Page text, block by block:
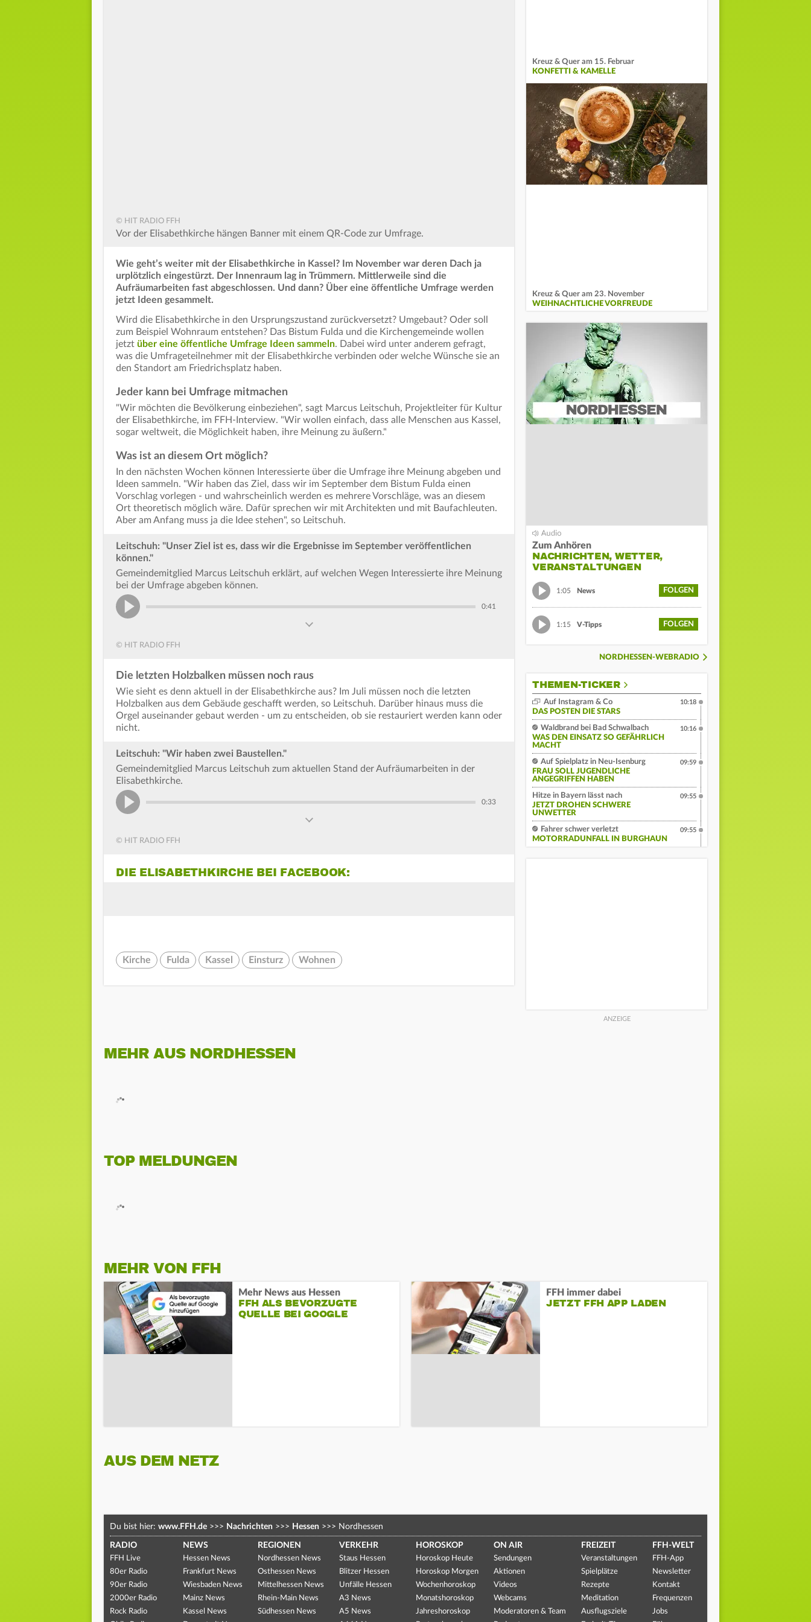
© HIT RADIO FFH
Vor der Elisabethkirche hängen Banner mit einem QR-Code zur Umfrage.
Wie geht’s weiter mit der Elisabethkirche in Kassel? Im November war deren Dach ja
urplötzlich eingestürzt. Der Innenraum lag in Trümmern. Mittlerweile sind die
Aufräumarbeiten fast abgeschlossen. Und dann? Über eine öffentliche Umfrage werden
jetzt Ideen gesammelt.
Wird die Elisabethkirche in den Ursprungszustand zurückversetzt? Umgebaut? Oder soll
zum Beispiel Wohnraum entstehen? Das Bistum Fulda und die Kirchengemeinde wollen
jetzt über eine öffentliche Umfrage Ideen sammeln. Dabei wird unter anderem gefragt,
was die Umfrageteilnehmer mit der Elisabethkirche verbinden oder welche Wünsche sie an
den Standort am Friedrichsplatz haben.
Jeder kann bei Umfrage mitmachen
"Wir möchten die Bevölkerung einbeziehen", sagt Marcus Leitschuh, Projektleiter für Kultur
der Elisabethkirche, im FFH-Interview. "Wir wollen einfach, dass alle Menschen aus Kassel,
sogar weltweit, die Möglichkeit haben, ihre Meinung zu äußern."
Was ist an diesem Ort möglich?
In den nächsten Wochen können Interessierte über die Umfrage ihre Meinung abgeben und
Ideen sammeln. "Wir haben das Ziel, dass wir im September dem Bistum Fulda einen
Vorschlag vorlegen - und wahrscheinlich werden es mehrere Vorschläge, was an diesem
Ort theoretisch möglich wäre. Dafür sprechen wir mit Architekten und mit Baufachleuten.
Aber am Anfang muss ja die Idee stehen", so Leitschuh.
Leitschuh: "Unser Ziel ist es, dass wir die Ergebnisse im September veröffentlichen
können."
Gemeindemitglied Marcus Leitschuh erklärt, auf welchen Wegen Interessierte ihre Meinung
bei der Umfrage abgeben können.
0:41
© HIT RADIO FFH
Die letzten Holzbalken müssen noch raus
Wie sieht es denn aktuell in der Elisabethkirche aus? Im Juli müssen noch die letzten
Holzbalken aus dem Gebäude geschafft werden, so Leitschuh. Darüber hinaus muss die
Orgel auseinander gebaut werden - um zu entscheiden, ob sie restauriert werden kann oder
nicht.
Leitschuh: "Wir haben zwei Baustellen."
Gemeindemitglied Marcus Leitschuh zum aktuellen Stand der Aufräumarbeiten in der
Elisabethkirche.
0:33
© HIT RADIO FFH
DIE ELISABETHKIRCHE BEI FACEBOOK:
Kirche Fulda Kassel Einsturz Wohnen
Kreuz & Quer am 15. Februar
KONFETTI & KAMELLE
Kreuz & Quer am 23. November
WEIHNACHTLICHE VORFREUDE
Zum Anhören
NACHRICHTEN, WETTER,
VERANSTALTUNGEN
1:05 News FOLGEN
1:15 V-Tipps FOLGEN
NORDHESSEN-WEBRADIO
THEMEN-TICKER
Auf Instagram & Co
DAS POSTEN DIE STARS
10:18
Waldbrand bei Bad Schwalbach
WAS DEN EINSATZ SO GEFÄHRLICH
MACHT
10:16
Auf Spielplatz in Neu-Isenburg
FRAU SOLL JUGENDLICHE
ANGEGRIFFEN HABEN
09:59
Hitze in Bayern lässt nach
JETZT DROHEN SCHWERE
UNWETTER
09:55
Fahrer schwer verletzt
MOTORRADUNFALL IN BURGHAUN
09:55
MEHR AUS NORDHESSEN
TOP MELDUNGEN
MEHR VON FFH
Mehr News aus Hessen
FFH ALS BEVORZUGTE
QUELLE BEI GOOGLE
FFH immer dabei
JETZT FFH APP LADEN
AUS DEM NETZ
Du bist hier: www.FFH.de >>> Nachrichten >>> Hessen >>> Nordhessen
RADIO
FFH Live
80er Radio
90er Radio
2000er Radio
Rock Radio
NEWS
Hessen News
Frankfurt News
Wiesbaden News
Mainz News
Kassel News
REGIONEN
Nordhessen News
Osthessen News
Mittelhessen News
Rhein-Main News
Südhessen News
VERKEHR
Staus Hessen
Blitzer Hessen
Unfälle Hessen
A3 News
A5 News
HOROSKOP
Horoskop Heute
Horoskop Morgen
Wochenhoroskop
Monatshoroskop
Jahreshoroskop
ON AIR
Sendungen
Aktionen
Videos
Webcams
Moderatoren & Team
FREIZEIT
Veranstaltungen
Spielplätze
Rezepte
Meditation
Ausflugsziele
FFH-WELT
FFH-App
Newsletter
Kontakt
Frequenzen
Jobs